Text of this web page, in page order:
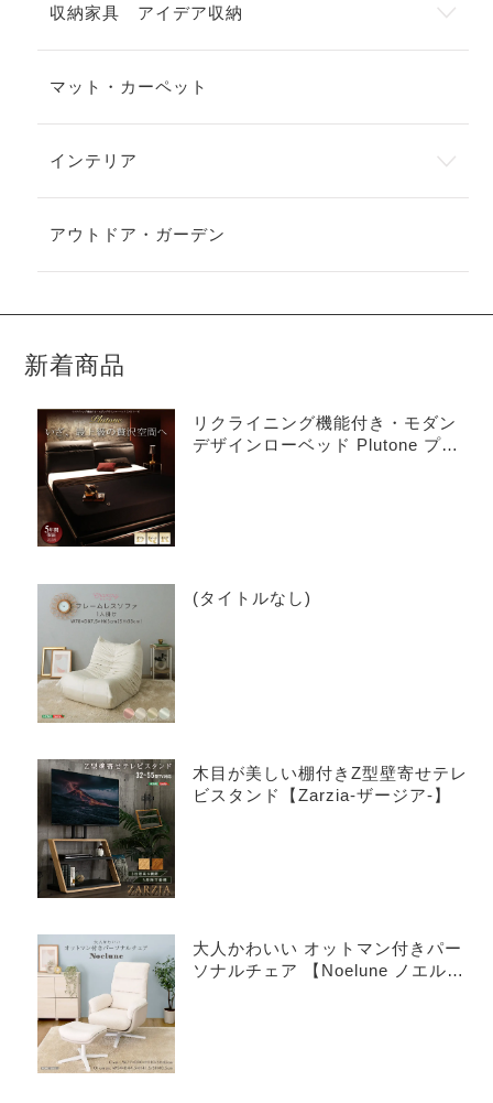
収納家具 アイデア収納
マット・カーペット
インテリア
アウトドア・ガーデン
新着商品
リクライニング機能付き・モダン
デザインローベッド Plutone プル
(タイトルなし)
木目が美しい棚付きZ型壁寄せテレ
ビスタンド【Zarzia-ザージア-】
大人かわいい オットマン付きパー
ソナルチェア 【Noelune ノエル